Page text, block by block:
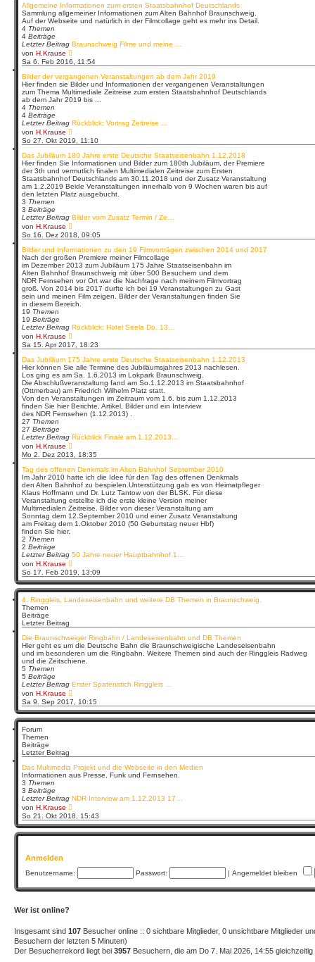
i
t
r
Allgemeine Informationen zum ersten Staatsbahnhof Deutschlands
Sammlung allgemeiner Informationen zum Alten Bahnhof Braunschweig.
Auf der Webseite und natürlich in der Filmcollage geht es mehr ins Detail.
4 Themen
4 Beiträge
Letzter Beitrag Braunschweig Filme und meine …
von H.Krause
e
u
e
s
t
e
e
r
a
g
Sa 6. Feb 2016, 11:54
Bilder der vergangenen Veranstaltungen ab dem Jahr 2019
Hier finden sie Bilder und Informationen der vergangenen Veranstaltungen
zum Thema Multimediale Zeitreise zum ersten Staatsbahnhof Deutschlands
ab dem Jahr 2019 bis ...
4 Themen
4 Beiträge
Letzter Beitrag Rückblick: Vortrag Zeitreise …
von H.Krause
e
u
e
s
t
e
r
B
t
g
So 27. Okt 2019, 11:10
Das Jubiläum 180 Jahre erste Deutsche Staatseisenbahn 1.12.2018
Hier finden Sie Informationen und Bilder zum 180th Jubiläum, der Premiere
der 3th und vermutlich finalen Multimedialen Zeitreise zum Ersten
Staatsbahnhof Deutschlands am 30.11.2018 und der Zusatz Veranstaltung
am 1.2.2019 Beide Veranstaltungen innerhalb von 9 Wochen waren bis auf
den letzten Platz ausgebucht.
3 Themen
3 Beiträge
Letzter Beitrag Bilder vom Zusatz Termin / Ze…
von H.Krause
e
u
e
s
t
e
r
B
e
i
a
So 16. Dez 2018, 09:05
Bilder und Informationen zu den 19 Filmvorträgen zwischen 2014 und 2017
Nach der großen Premiere meiner Filmcollage
im Dezember 2013 zum Jubiläum 175 Jahre Staatseisenbahn im
Alten Bahnhof Braunschweig mit über 500 Besuchern und dem
NDR Fernsehen vor Ort war die Nachfrage nach meinem Filmvortrag
groß. Von 2014 bis 2017 durfte ich bei 19 Veranstaltungen zu Gast
sein und meinen Film zeigen. Bilder der Veranstaltungen finden Sie
in diesem Bereich.
19 Themen
19 Beiträge
Letzter Beitrag Rückblick: Hotel Seela Do. 13…
von H.Krause
e
u
e
s
e
r
B
e
i
a
Sa 15. Apr 2017, 18:23
Das Jubiläum 175 Jahre erste Deutsche Staatseisenbahn 1.12.2013
Hier können Sie alle Termine des Jubiläumsjahres 2013 nachlesen.
Los ging es am Sa. 1.6.2013 im Lokpark Braunschweig.
Die Abschlußveranstaltung fand am So.1.12.2013 im Staatsbahnhof
(Ottmerbau) am Friedrich Wilhelm Platz statt.
Von den Veranstaltungen im Zeitraum vom 1.6. bis zum 1.12.2013
finden Sie hier Berichte, Artikel, Bilder und ein Interview
des NDR Fernsehen (1.12.2013) .
27 Themen
27 Beiträge
Letzter Beitrag Rückblick Finale am 1.12.2013…
von H.Krause
e
u
e
s
t
e
r
B
e
i
g
Mo 2. Dez 2013, 18:35
Tag des offenen Denkmals im Alten Bahnhof September 2010
Im Jahr 2010 hatte ich die Idee für den Tag des offenen Denkmals
den Alten Bahnhof zu bespielen.Unterstützung gab es von Heimatpfleger
Klaus Hoffmann und Dr. Lutz Tantow von der BLSK. Für diese
Veranstaltung erstellte ich die erste kleine Version meiner
Multimedialen Zeitreise. Bilder von dieser Veranstaltung am
Sonntag dem 12.September 2010 und einer Zusatz Veranstaltung
am Freitag dem 1.Oktober 2010 (50 Geburtstag neuer Hbf)
finden Sie hier.
2 Themen
2 Beiträge
Letzter Beitrag 50 Jahre neuer Hauptbahnhof 1…
von H.Krause
e
u
e
s
t
i
t
r
a
So 17. Feb 2019, 13:09
4. Ringgleis, Landeseisenbahn und weitere DB Themen in Braunschweig.
Themen
Beiträge
Letzter Beitrag
Die Braunschweiger Ringbahn / Landeseisenbahn und DB Themen
Hier geht es um die Deutsche Bahn die Braunschweigische Landeseisenbahn
und im besonderen um die Ringbahn. Weitere Themen sind auch der Ringgleis Radweg
und die Zeitschiene.
5 Themen
5 Beiträge
Letzter Beitrag Erster Spatenstich Ringgleis …
von H.Krause
e
u
e
s
t
g
Sa 9. Sep 2017, 10:15
Forum
Themen
Beiträge
Letzter Beitrag
Das Multimedia Projekt und die Webseite in den Medien
Informationen aus Presse, Funk und Fernsehen.
3 Themen
3 Beiträge
Letzter Beitrag NDR Interview am 1.12.2013 17…
von H.Krause
e
u
e
s
e
t
So 21. Okt 2018, 15:43
Anmelden
Benutzername: Passwort: | Angemeldet bleiben
Wer ist online?
Insgesamt sind 107 Besucher online :: 0 sichtbare Mitglieder, 0 unsichtbare Mitglieder
Besuchern der letzten 5 Minuten)
Der Besucherrekord liegt bei 3957 Besuchern, die am Do 7. Mai 2026, 14:55